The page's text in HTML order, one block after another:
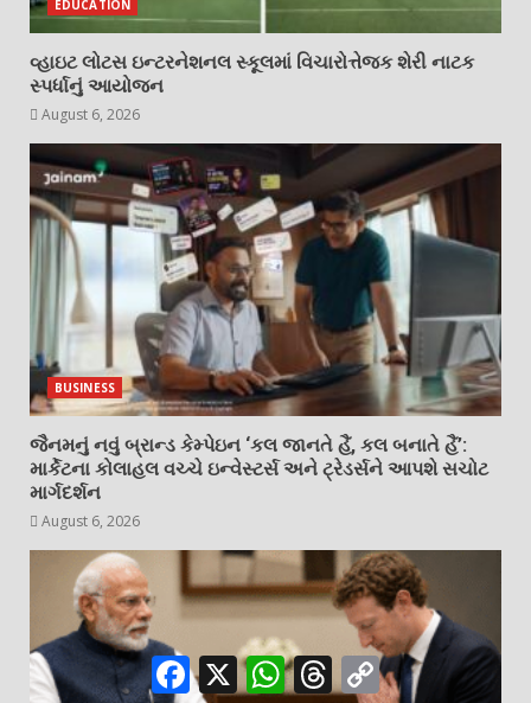
EDUCATION
વ્હાઇટ લોટસ ઇન્ટરનેશનલ સ્કૂલમાં વિચારોત્તેજક શેરી નાટક
સ્પર્ધાનું આયોજન
August 6, 2026
BUSINESS
જૈનમનું નવું બ્રાન્ડ કેમ્પેઇન ‘કલ જાનતે હૈં, કલ બનાતે હૈં’:
માર્કેટના કોલાહલ વચ્ચે ઇન્વેસ્ટર્સ અને ટ્રેડર્સને આપશે સચોટ
માર્ગદર્શન
August 6, 2026
Facebook
X WhatsAppThreads
Copy
Link